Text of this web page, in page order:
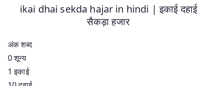
ikai dhai sekda hajar in hindi | इकाई दहाई
सैकड़ा हजार
अंक शब्द
0 शून्य
1 इकाई